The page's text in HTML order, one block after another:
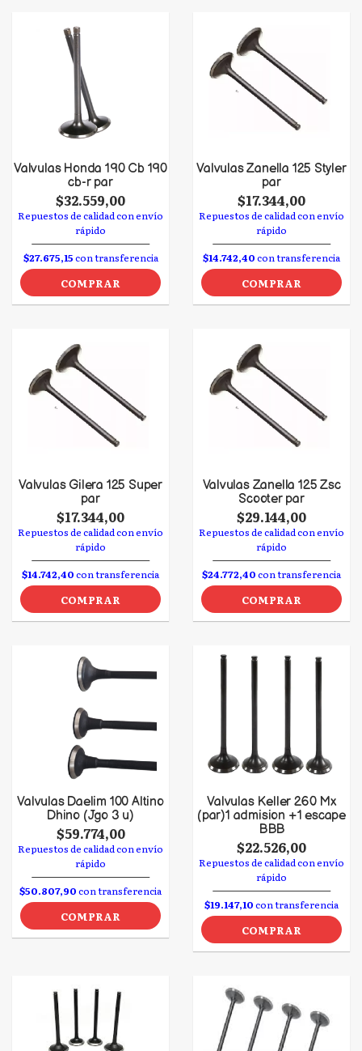
Valvulas Honda 190 Cb 190
cb-r par
$32.559,00
Repuestos de calidad con envío
rápido
$27.675,15con transferencia
COMPRAR
Valvulas Zanella 125 Styler
par
$17.344,00
Repuestos de calidad con envío
rápido
$14.742,40con transferencia
COMPRAR
Valvulas Gilera 125 Super
par
$17.344,00
Repuestos de calidad con envío
rápido
$14.742,40con transferencia
COMPRAR
Valvulas Zanella 125 Zsc
Scooter par
$29.144,00
Repuestos de calidad con envío
rápido
$24.772,40con transferencia
COMPRAR
Valvulas Daelim 100 Altino
Dhino (Jgo 3 u)
$59.774,00
Repuestos de calidad con envío
rápido
$50.807,90con transferencia
COMPRAR
Valvulas Keller 260 Mx
(par)1 admision +1 escape
BBB
$22.526,00
Repuestos de calidad con envío
rápido
$19.147,10con transferencia
COMPRAR